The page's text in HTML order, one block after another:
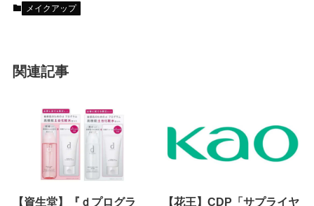
メイクアップ
関連記事
【資生堂】『ｄプログラ
【花王】CDP「サプライヤ